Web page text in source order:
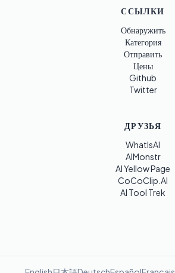
ССЫЛКИ
Обнаружить
Категория
Отправить
Цены
Github
Twitter
ДРУЗЬЯ
WhatIsAI
AIMonstr
AI Yellow Page
CoCoClip.AI
AI Tool Trek